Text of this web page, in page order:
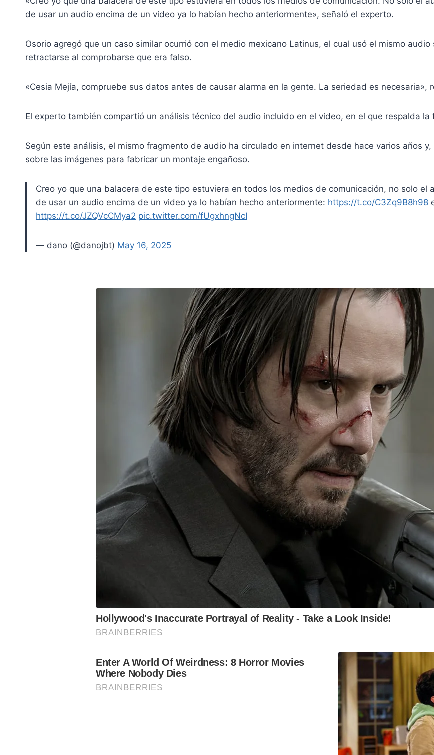
de usar un audio encima de un video ya lo habían hecho anteriormente», señaló el experto.
Osorio agregó que un caso similar ocurrió con el medio mexicano Latinus, el cual usó el mismo
retractarse al comprobarse que era falso.
«Cesia Mejía, compruebe sus datos antes de causar alarma en la gente. La seriedad es necesaria»,
El experto también compartió un análisis técnico del audio incluido en el video, en el que respalda
Según este análisis, el mismo fragmento de audio ha circulado en internet desde hace varios años
sobre las imágenes para fabricar un montaje engañoso.
Creo yo que una balacera de este tipo estuviera en todos los medios de comunicación, no solo el
de usar un audio encima de un video ya lo habían hecho anteriormente: https://t.co/C3Zq9B8h98
https://t.co/JZQVcCMya2 pic.twitter.com/fUgxhngNcI
— dano (@danojbt) May 16, 2025